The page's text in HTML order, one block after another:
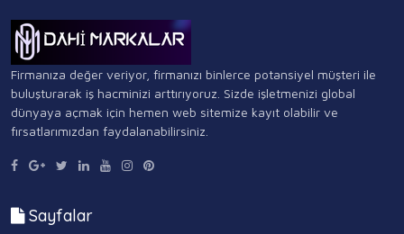
Firmanıza değer veriyor, firmanızı binlerce potansiyel müşteri ile
buluşturarak iş hacminizi arttırıyoruz. Sizde işletmenizi global
dünyaya açmak için hemen web sitemize kayıt olabilir ve
fırsatlarımızdan faydalanabilirsiniz.
Sayfalar